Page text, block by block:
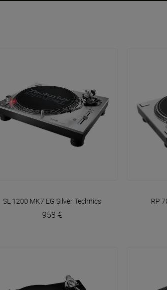
VOIR EN DÉTAIL
SL 1200 MK7 EG SilverTechnics
958 €
RP